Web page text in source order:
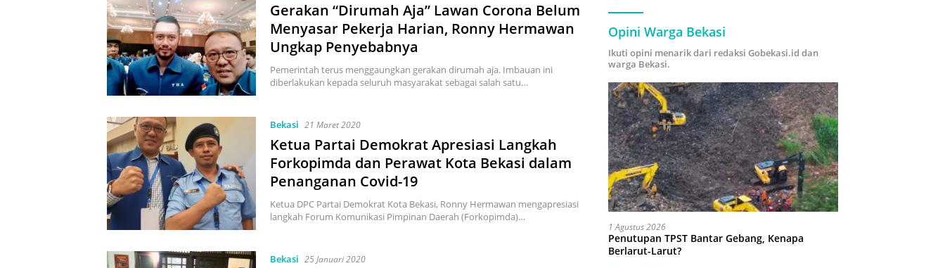
Gerakan “Dirumah Aja” Lawan Corona Belum
Menyasar Pekerja Harian, Ronny Hermawan
Ungkap Penyebabnya
Pemerintah terus menggaungkan gerakan dirumah aja. Imbauan ini
diberlakukan kepada seluruh masyarakat sebagai salah satu…
Bekasi 21 Maret 2020
Ketua Partai Demokrat Apresiasi Langkah
Forkopimda dan Perawat Kota Bekasi dalam
Penanganan Covid-19
Ketua DPC Partai Demokrat Kota Bekasi, Ronny Hermawan mengapresiasi
langkah Forum Komunikasi Pimpinan Daerah (Forkopimda)…
Bekasi 25 Januari 2020
Opini Warga Bekasi
Ikuti opini menarik dari redaksi Gobekasi.id dan
warga Bekasi.
1 Agustus 2026
Penutupan TPST Bantar Gebang, Kenapa
Berlarut-Larut?